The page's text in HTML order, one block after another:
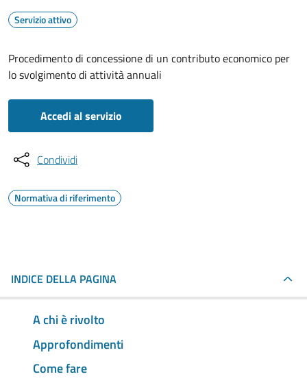
Servizio attivo
Procedimento di concessione di un contributo economico per
lo svolgimento di attività annuali
Accedi al servizio
Condividi
Normativa di riferimento
INDICE DELLA PAGINA
A chi è rivolto
Approfondimenti
Come fare